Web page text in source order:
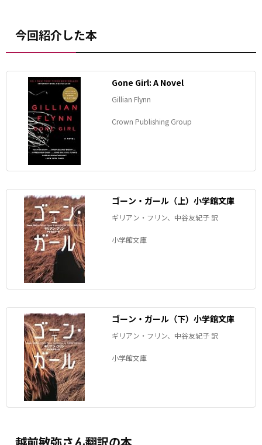
今回紹介した本
Gone Girl: A Novel
Gillian Flynn
Crown Publishing Group
ゴーン・ガール（上）小学館文庫
ギリアン・フリン、中谷友紀子 訳
小学館文庫
ゴーン・ガール（下）小学館文庫
ギリアン・フリン、中谷友紀子 訳
小学館文庫